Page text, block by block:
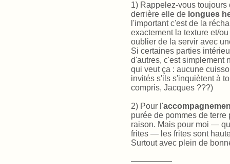
1) Rappelez-vous
derrière elle de longues
l'important c'est de la
exactement la texture et/
oublier de la servir avec
Si certaines parties
d'autres, c'est simplement
qui veut ça : aucune
invités s'ils s'inquiètent à
compris, Jacques ???)
2) Pour l'
purée de pommes de
raison. Mais pour moi —
frites — les frites sont
Surtout avec plein de
—————